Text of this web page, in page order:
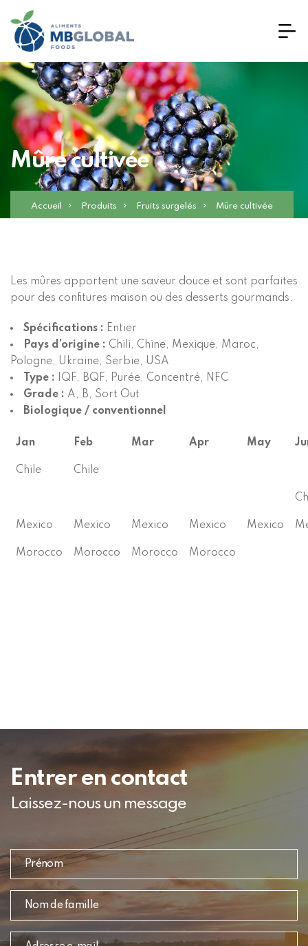
Mûre cultivée
Accueil Produits Fruits surgelés Mûre cultivée
Les mûres apportent une saveur douce et sont parfaites
pour des confitures maison ou des desserts gourmands.
Spécifications : Entier
Pays d’origine : Chili, Chine, Mexique, Maroc,
Pologne, Ukraine, Serbie, USA
Type :
IQF, BQF, Purée, Concentré, NFC
Grade : A, B, Sort Out
Biologique / conventionnel
Jan Feb Mar Apr May
Chile Chile
Mexico Mexico Mexico Mexico Mexico
Morocco Morocco Morocco Morocco
Entrer en contact
Laissez-nous un message